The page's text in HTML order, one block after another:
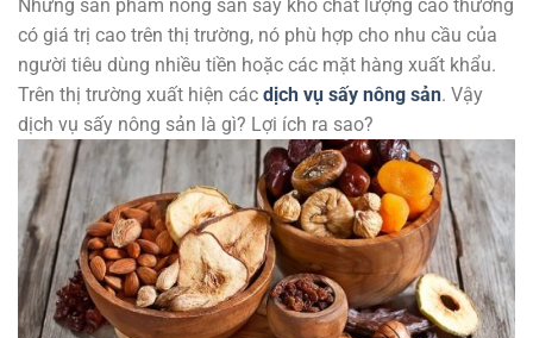
Những sản phẩm nông sản sấy khô chất lượng cao thường
có giá trị cao trên thị trường, nó phù hợp cho nhu cầu của
người tiêu dùng nhiều tiền hoặc các mặt hàng xuất khẩu.
Trên thị trường xuất hiện các dịch vụ sấy nông sản. Vậy
dịch vụ sấy nông sản là gì? Lợi ích ra sao?